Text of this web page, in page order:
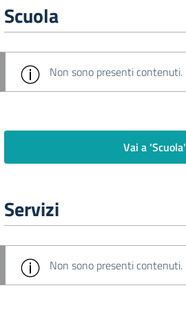
Scuola
Non sono presenti contenuti.
Vai a 'Scuola'
Servizi
Non sono presenti contenuti.